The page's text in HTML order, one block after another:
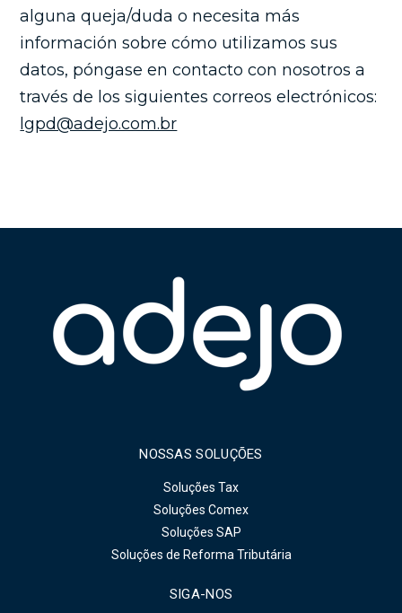
alguna queja/duda o necesita más
información sobre cómo utilizamos sus
datos, póngase en contacto con nosotros a
través de los siguientes correos electrónicos:
lgpd@adejo.com.br
NOSSAS SOLUÇÕES
Soluções Tax
Soluções Comex
Soluções SAP
Soluções de Reforma Tributária
SIGA-NOS